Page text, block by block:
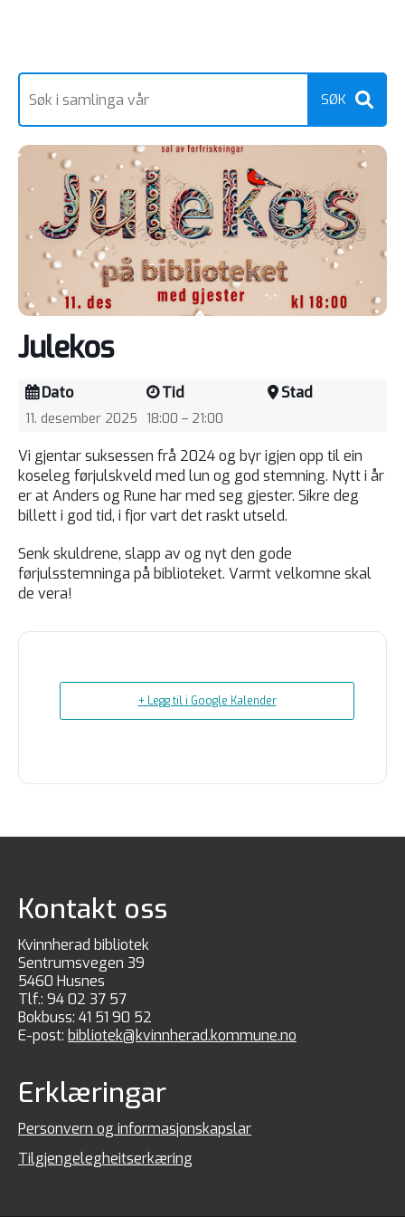
Julekos
Dato
11. desember 2025
Tid
18:00 – 21:00
Stad
Vi gjentar suksessen frå 2024 og byr igjen opp til ein
koseleg førjulskveld med lun og god stemning. Nytt i år
er at Anders og Rune har med seg gjester. Sikre deg
billett i god tid, i fjor vart det raskt utseld.
Senk skuldrene, slapp av og nyt den gode
førjulsstemninga på biblioteket. Varmt velkomne skal
de vera!
+ Legg til i Google Kalender
Kontakt oss
Kvinnherad bibliotek
Sentrumsvegen 39
5460 Husnes
Tlf.: 94 02 37 57
Bokbuss: 41 51 90 52
E-post: bibliotek@kvinnherad.kommune.no
Erklæringar
Personvern og informasjonskapslar
Tilgjengelegheitserkæring